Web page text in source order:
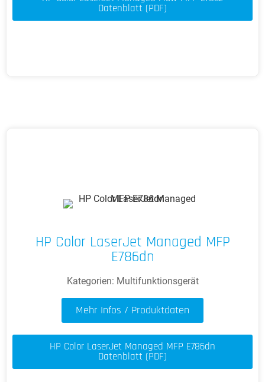
Datenblatt (PDF)
HP Color LaserJet Managed MFP
E786dn
Kategorien: Multifunktionsgerät
Mehr Infos / Produktdaten
HP Color LaserJet Managed MFP E786dn
Datenblatt (PDF)